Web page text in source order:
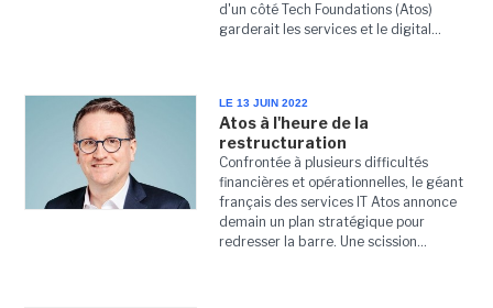
d'un côté Tech Foundations (Atos)
garderait les services et le digital...
LE 13 JUIN 2022
Atos à l'heure de la
restructuration
Confrontée à plusieurs difficultés
financières et opérationnelles, le géant
français des services IT Atos annonce
demain un plan stratégique pour
redresser la barre. Une scission...